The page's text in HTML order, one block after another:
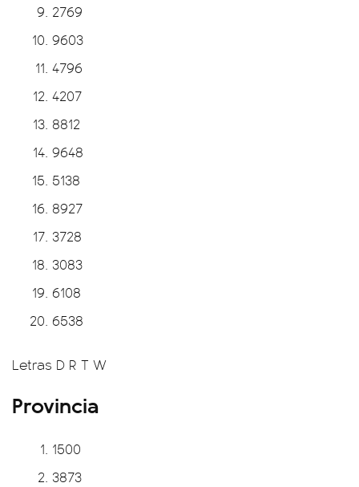
2769
9603
4796
4207
8812
9648
5138
8927
3728
3083
6108
6538
Letras D R T W
Provincia
1500
3873